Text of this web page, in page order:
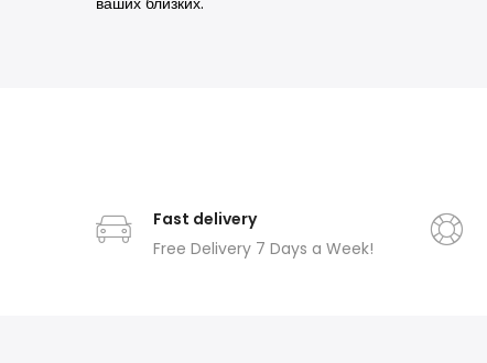
Fast delivery
Free Delivery 7 Days a Week!